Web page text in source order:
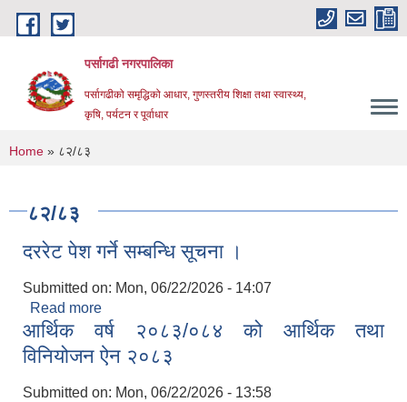
Skip to main content
पर्सागढी नगरपालिका
पर्सागढीको समृद्धिको आधार, गुणस्तरीय शिक्षा तथा स्वास्थ्य,
कृषि, पर्यटन र पूर्वाधार
You are here
Home » ८२/८३
८२/८३
दररेट पेश गर्ने सम्बन्धि सूचना ।
Submitted on: Mon, 06/22/2026 - 14:07
Read more
आर्थिक वर्ष २०८३/०८४ को आर्थिक तथा
विनियोजन ऐन २०८३
Submitted on: Mon, 06/22/2026 - 13:58